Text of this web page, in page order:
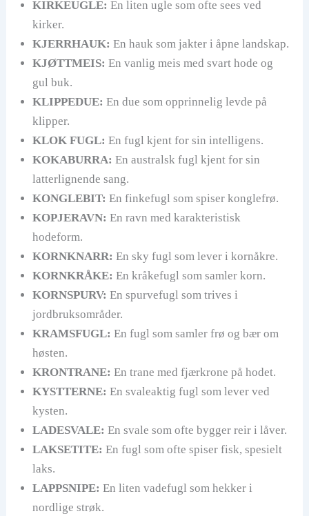
KIRKEUGLE: En liten ugle som ofte sees ved
kirker.
KJERRHAUK: En hauk som jakter i åpne landskap.
KJØTTMEIS: En vanlig meis med svart hode og
gul buk.
KLIPPEDUE: En due som opprinnelig levde på
klipper.
KLOK FUGL: En fugl kjent for sin intelligens.
KOKABURRA: En australsk fugl kjent for sin
latterlignende sang.
KONGLEBIT: En finkefugl som spiser konglefrø.
KOPJERAVN: En ravn med karakteristisk
hodeform.
KORNKNARR: En sky fugl som lever i kornåkre.
KORNKRÅKE: En kråkefugl som samler korn.
KORNSPURV: En spurvefugl som trives i
jordbruksområder.
KRAMSFUGL: En fugl som samler frø og bær om
høsten.
KRONTRANE: En trane med fjærkrone på hodet.
KYSTTERNE: En svaleaktig fugl som lever ved
kysten.
LADESVALE: En svale som ofte bygger reir i låver.
LAKSETITE: En fugl som ofte spiser fisk, spesielt
laks.
LAPPSNIPE: En liten vadefugl som hekker i
nordlige strøk.